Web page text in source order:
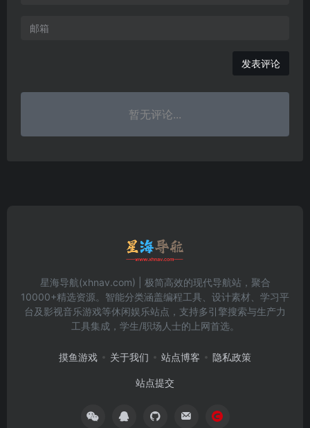
发表评论
暂无评论...
星海导航(xhnav.com) | 极简高效的现代导航站，聚合
10000+精选资源。智能分类涵盖编程工具、设计素材、学习平
台及影视音乐游戏等休闲娱乐站点，支持多引擎搜索与生产力
工具集成，学生/职场人士的上网首选。
摸鱼游戏 关于我们 站点博客 隐私政策
站点提交